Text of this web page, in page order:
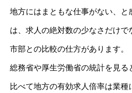
地方にはまともな仕事がない、と
は、求人の絶対数の少なさだけで
市部との比較の仕方があります。
総務省や厚生労働省の統計を見る
比べて地方の有効求人倍率は業種